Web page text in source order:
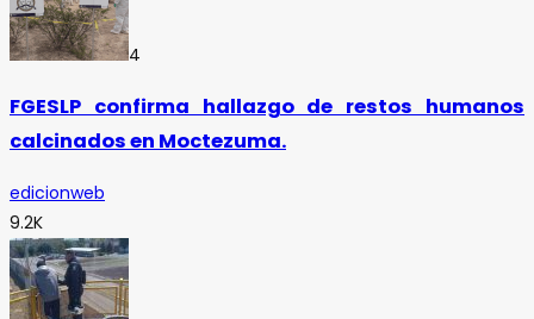
4
FGESLP confirma hallazgo de restos humanos
calcinados en Moctezuma.
edicionweb
9.2K